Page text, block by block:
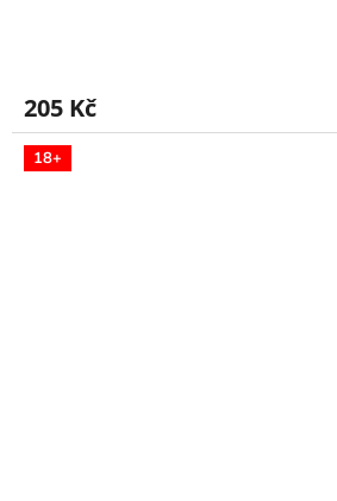
205 Kč
18+